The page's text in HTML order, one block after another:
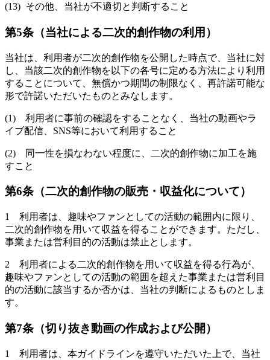
(13) その他、当社が不適切と判断すること
第5条（当社による二次的創作物の利用）
当社は、利用者が二次的創作物を公開した時点で、当社に対
し、当該二次的創作物を以下の各号に定める方法により利用
することについて、無償かつ期間の制限なく、再許諾可能な
形で許諾いただいたものとみなします。
(1) 利用者に事前の確認をすることなく、当社の動画やラ
イブ配信、SNS等において利用すること
(2) 同一性を損なわない程度に、二次的創作物に加工を施
すこと
第6条（二次的創作物の販売・収益化について）
1 利用者は、趣味やファンとしての活動の範囲内に限り、
二次的創作物を用いて収益を得ることができます。ただし、
事業または営利目的の活動は禁止とします。
2 利用者による二次的創作物を用いて収益を得る行為が、
趣味やファンとしての活動の範囲を超えた事業または営利目
的の活動に該当するか否かは、当社の判断によるものとしま
す。
第7条（切り抜き動画の作成および公開）
1 利用者は、本ガイドラインを遵守いただいた上で、当社